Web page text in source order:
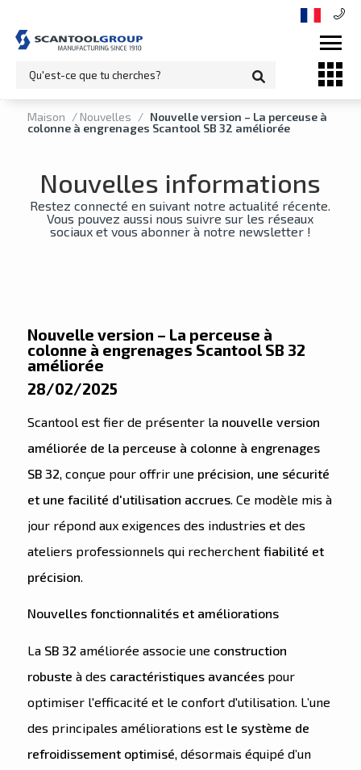
Maison /Nouvelles / Nouvelle version – La perceuse à
colonne à engrenages Scantool SB 32 améliorée
Nouvelles informations
Restez connecté en suivant notre actualité récente.
Vous pouvez aussi nous suivre sur les réseaux
sociaux et vous abonner à notre newsletter !
Nouvelle version – La perceuse à
colonne à engrenages Scantool SB 32
améliorée
28/02/2025
Scantool est fier de présenter la nouvelle version
améliorée de la perceuse à colonne à engrenages
SB 32, conçue pour offrir une précision, une sécurité
et une facilité d'utilisation accrues. Ce modèle mis à
jour répond aux exigences des industries et des
ateliers professionnels qui recherchent fiabilité et
précision.
Nouvelles fonctionnalités et améliorations
La SB 32 améliorée associe une construction
robuste à des caractéristiques avancéespour
optimiser l'efficacité et le confort d'utilisation. L’une
des principales améliorations est le système de
refroidissement optimisé , désormais équipé d’un